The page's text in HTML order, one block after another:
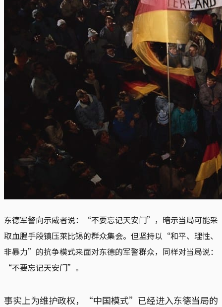
东德军警向示威者说：“不要忘记天安门”，暗示当局可能采
取血腥手段镇压莱比锡的群众集会。但坚持以“和平、理性、
非暴力”的抗争模式来面对东德的军警群众，同样对当局说：
“不要忘记天安门”。
事实上为维护政权，“中国模式”已经进入东德当局的